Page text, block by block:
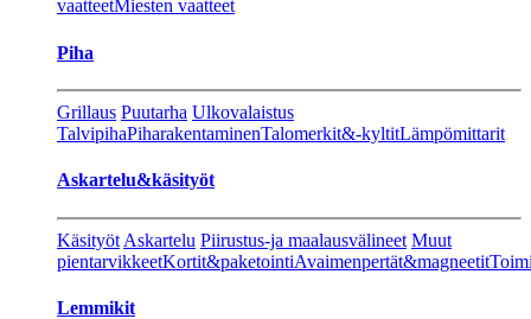
vaatteetMiesten vaatteet
Piha
Grillaus Puutarha Ulkovalaistus
TalvipihaPiharakentaminenTalomerkit&-kyltitLämpömittarit
Askartelu&käsityöt
Käsityöt Askartelu Piirustus-ja maalausvälineet Muut
pientarvikkeetKortit&paketointiAvaimenpertät&magneetit
Lemmikit